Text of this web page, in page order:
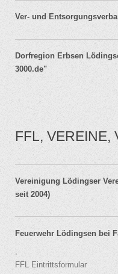
Ver- und
Dorfregion Erbsen
3000.de"
FFL, VEREINE,
Vereinigung Lödingser
seit 2004)
Feuerwehr Lödingsen bei
,
FFL Eintrittsformular